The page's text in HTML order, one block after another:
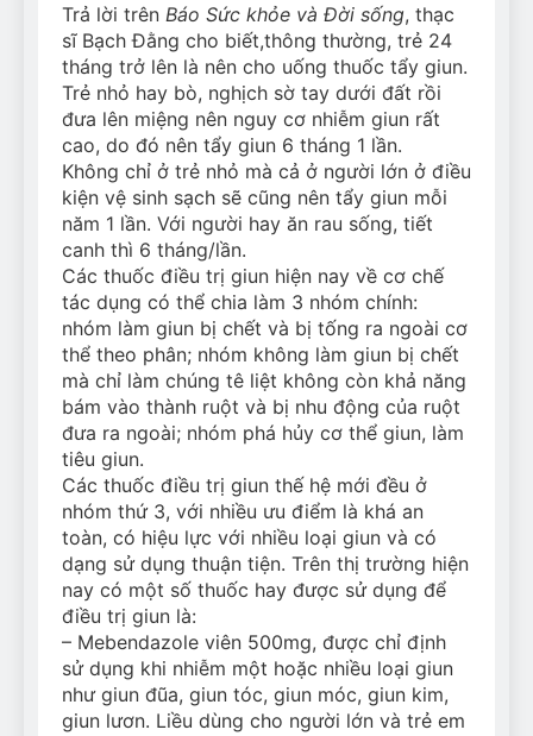
7 Năm Ago
How Often Do I Need to
Groom My Bulldog
7 Năm Ago
Trả lời trên Báo Sức khỏe và Đời sống, thạc
sĩ Bạch Đằng cho biết,thông thường, trẻ 24
tháng trở lên là nên cho uống thuốc tẩy giun.
Trẻ nhỏ hay bò, nghịch sờ tay dưới đất rồi
đưa lên miệng nên nguy cơ nhiễm giun rất
cao, do đó nên tẩy giun 6 tháng 1 lần.
Không chỉ ở trẻ nhỏ mà cả ở người lớn ở điều
kiện vệ sinh sạch sẽ cũng nên tẩy giun mỗi
năm 1 lần. Với người hay ăn rau sống, tiết
canh thì 6 tháng/lần.
Các thuốc điều trị giun hiện nay về cơ chế
tác dụng có thể chia làm 3 nhóm chính:
nhóm làm giun bị chết và bị tống ra ngoài cơ
thể theo phân; nhóm không làm giun bị chết
mà chỉ làm chúng tê liệt không còn khả năng
bám vào thành ruột và bị nhu động của ruột
đưa ra ngoài; nhóm phá hủy cơ thể giun, làm
tiêu giun.
Các thuốc điều trị giun thế hệ mới đều ở
nhóm thứ 3, với nhiều ưu điểm là khá an
toàn, có hiệu lực với nhiều loại giun và có
dạng sử dụng thuận tiện. Trên thị trường hiện
nay có một số thuốc hay được sử dụng để
điều trị giun là:
– Mebendazole viên 500mg, được chỉ định
sử dụng khi nhiễm một hoặc nhiều loại giun
như giun đũa, giun tóc, giun móc, giun kim,
giun lươn. Liều dùng cho người lớn và trẻ em